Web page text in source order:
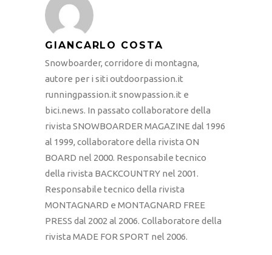
GIANCARLO COSTA
Snowboarder, corridore di montagna,
autore per i siti outdoorpassion.it
runningpassion.it snowpassion.it e
bici.news. In passato collaboratore della
rivista SNOWBOARDER MAGAZINE dal 1996
al 1999, collaboratore della rivista ON
BOARD nel 2000. Responsabile tecnico
della rivista BACKCOUNTRY nel 2001.
Responsabile tecnico della rivista
MONTAGNARD e MONTAGNARD FREE
PRESS dal 2002 al 2006. Collaboratore della
rivista MADE FOR SPORT nel 2006.